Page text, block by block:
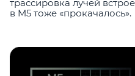
трассировка лучей
в M5 тоже «прокачалось».